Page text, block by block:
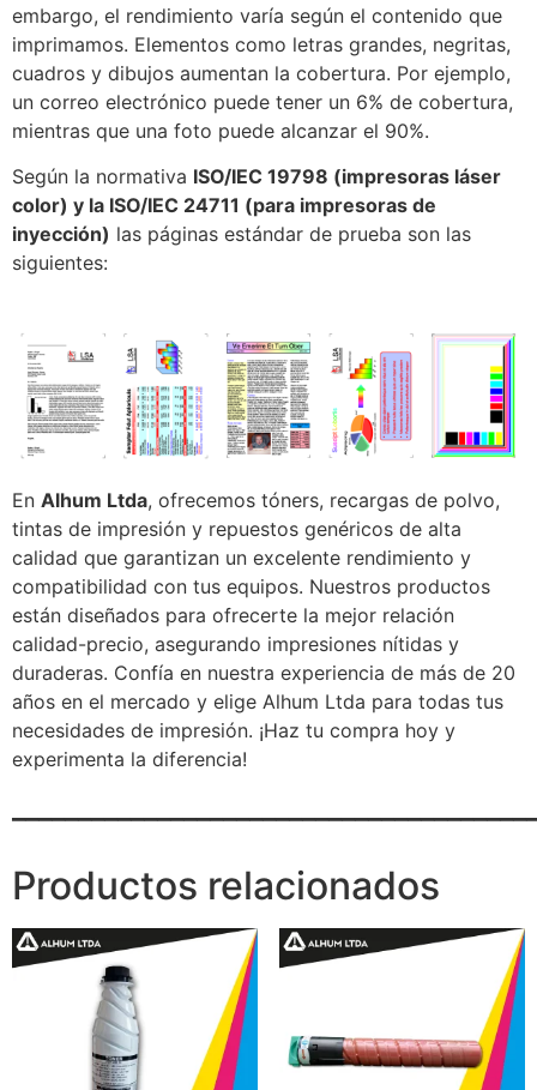
embargo, el rendimiento varía según el contenido que
imprimamos. Elementos como letras grandes, negritas,
cuadros y dibujos aumentan la cobertura. Por ejemplo,
un correo electrónico puede tener un 6% de cobertura,
mientras que una foto puede alcanzar el 90%.
Según la normativa ISO/IEC 19798 (impresoras láser
color) y la ISO/IEC 24711 (para impresoras de
inyección) las páginas estándar de prueba son las
siguientes:
En Alhum Ltda, ofrecemos tóners, recargas de polvo,
tintas de impresión y repuestos genéricos de alta
calidad que garantizan un excelente rendimiento y
compatibilidad con tus equipos. Nuestros productos
están diseñados para ofrecerte la mejor relación
calidad-precio, asegurando impresiones nítidas y
duraderas. Confía en nuestra experiencia de más de 20
años en el mercado y elige Alhum Ltda para todas tus
necesidades de impresión. ¡Haz tu compra hoy y
experimenta la diferencia!
Productos relacionados